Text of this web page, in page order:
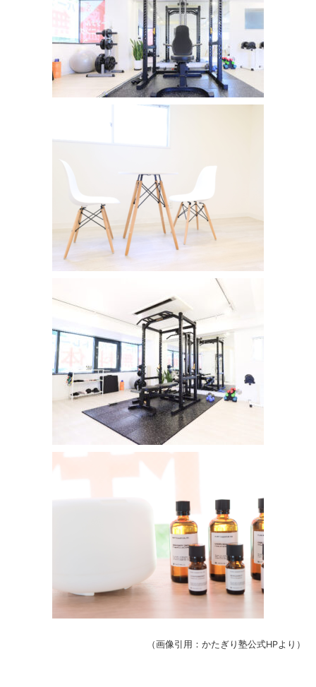
（画像引用：かたぎり塾公式HPより）